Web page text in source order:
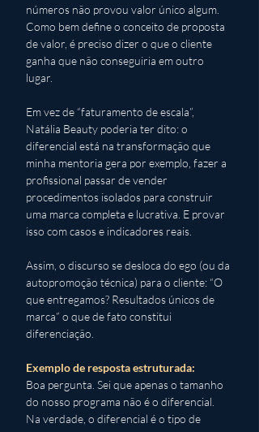
números não provou valor único algum.
Como bem define o conceito de proposta
de valor, é preciso dizer o que o cliente
ganha que não conseguiria em outro
lugar.
Em vez de “faturamento de escala”,
Natália Beauty poderia ter dito: o
diferencial está na transformação que
minha mentoria gera por exemplo, fazer a
profissional passar de vender
procedimentos isolados para construir
uma marca completa e lucrativa. E provar
isso com casos e indicadores reais.
Assim, o discurso se desloca do ego (ou da
autopromoção técnica) para o cliente: “O
que entregamos? Resultados únicos de
marca” o que de fato constitui
diferenciação.
Exemplo de resposta estruturada:
Boa pergunta. Sei que apenas o tamanho
do nosso programa não é o diferencial.
Na verdade, o diferencial é o tipo de